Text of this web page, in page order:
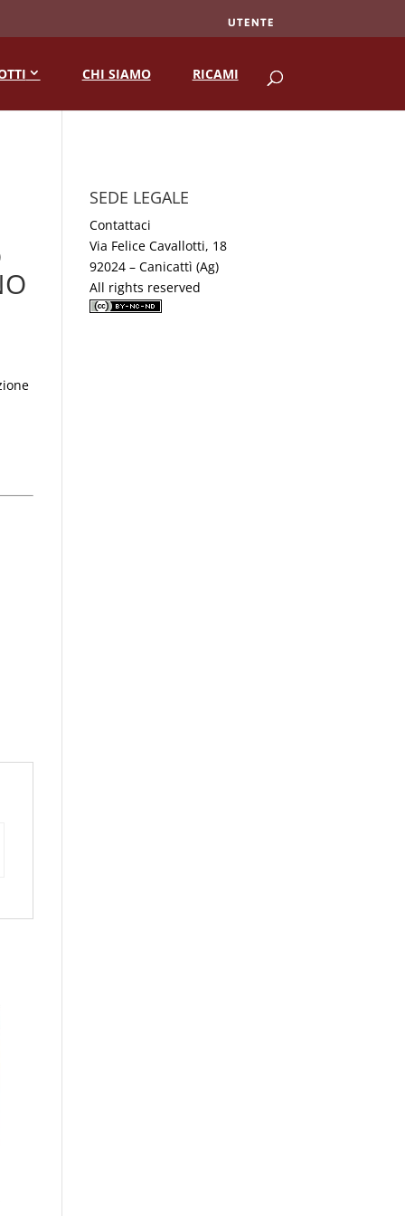
UTENTE
CHI SIAMO RICAMI
SEDE LEGALE
Contattaci
Via Felice Cavallotti, 18
92024 – Canicattì (Ag)
All rights reserved